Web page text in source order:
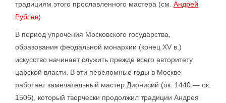
традициям этого прославленного мастера (см. Андрей
Рублев).
В период упрочения Московского государства,
образования феодальной монархии (конец XV в.)
искусство начинает служить прежде всего авторитету
царской власти. В эти переломные годы в Москве
работает замечательный мастер Дионисий (ок. 1440 — ок.
1506), который творчески продолжил традиции Андрея